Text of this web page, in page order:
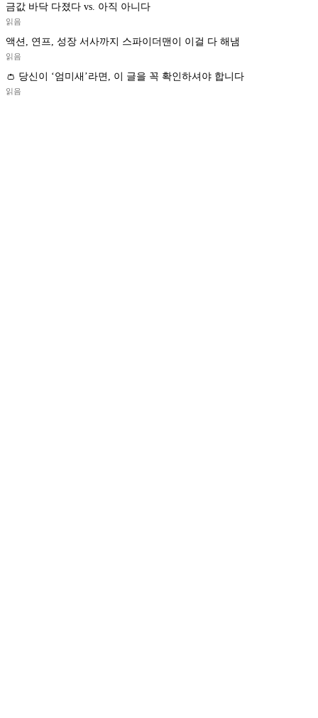
금값 바닥 다졌다 vs. 아직 아니다
읽음
액션, 연프, 성장 서사까지 스파이더맨이 이걸 다 해냄
읽음
👛 당신이 ‘엄미새’라면, 이 글을 꼭 확인하셔야 합니다
읽음